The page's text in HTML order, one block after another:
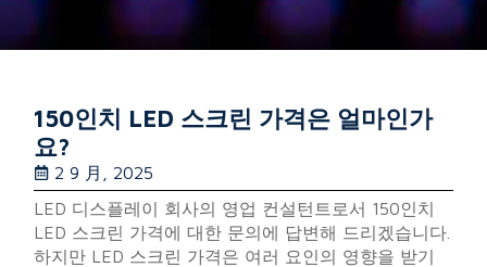
150인치 LED 스크린 가격은 얼마인가
요?
2 9 月, 2025
LED 디스플레이 회사의 영업 컨설턴트로서 150인치
LED 스크린 가격에 대한 문의에 답변해 드리겠습니다.
하지만 LED 스크린 가격은 여러 요인의 영향을 받기